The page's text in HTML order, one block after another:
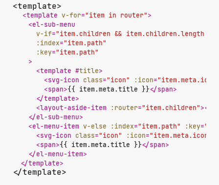
<template>
<template v-for="item in router">
<el-sub-menu
v-if="item.children && item.children.length >
:index="item.path"
:key="item.path"
    >
<template #title>
<svg-icon class="icon" :icon=
<span>{{ item.meta.title }}</span>
</template>
<layout-aside-item :router="item.children"></
</el-sub-menu>
<el-menu-item v-else :index="item.path" :key=
<svg-icon class="icon" :icon="item.meta.icon"
<span>{{ item.meta.title }}</span>
</el-menu-item>
</template>
</template>